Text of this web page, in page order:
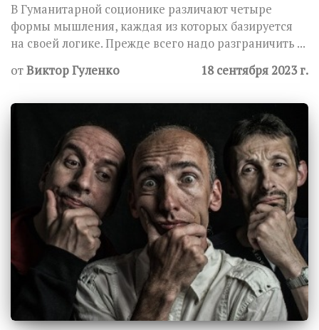
В Гуманитарной соционике различают четыре
формы мышления, каждая из которых базируется
на своей логике. Прежде всего надо разграничить ...
отВиктор Гуленко 18 сентября 2023 г.